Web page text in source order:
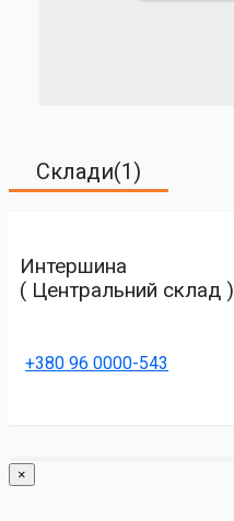
Склади(1)
Интершина
( Центральний склад )
+380 96 0000-543
×